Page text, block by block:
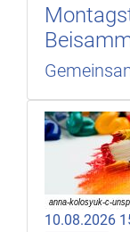
10.08.2026